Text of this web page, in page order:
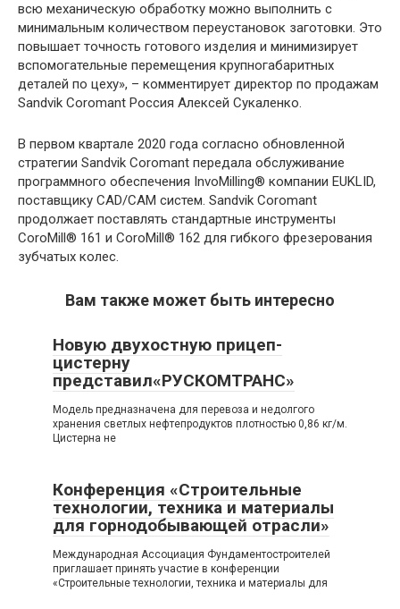
всю механическую обработку можно выполнить с
минимальным количеством переустановок заготовки. Это
повышает точность готового изделия и минимизирует
вспомогательные перемещения крупногабаритных
деталей по цеху», – комментирует директор по продажам
Sandvik Coromant Россия Алексей Сукаленко.
В первом квартале 2020 года согласно обновленной
стратегии Sandvik Coromant передала обслуживание
программного обеспечения InvoMilling® компании EUKLID,
поставщику CAD/CAM систем. Sandvik Coromant
продолжает поставлять стандартные инструменты
CoroMill® 161 и CoroMill® 162 для гибкого фрезерования
зубчатых колес.
Вам также может быть интересно
Новую двухостную прицеп-
цистерну
представил«РУСКОМТРАНС»
Модель предназначена для перевоза и недолгого
хранения светлых нефтепродуктов плотностью 0,86 кг/м.
Цистерна не
Конференция «Строительные
технологии, техника и материалы
для горнодобывающей отрасли»
Международная Ассоциация Фундаментостроителей
приглашает принять участие в конференции
«Строительные технологии, техника и материалы для